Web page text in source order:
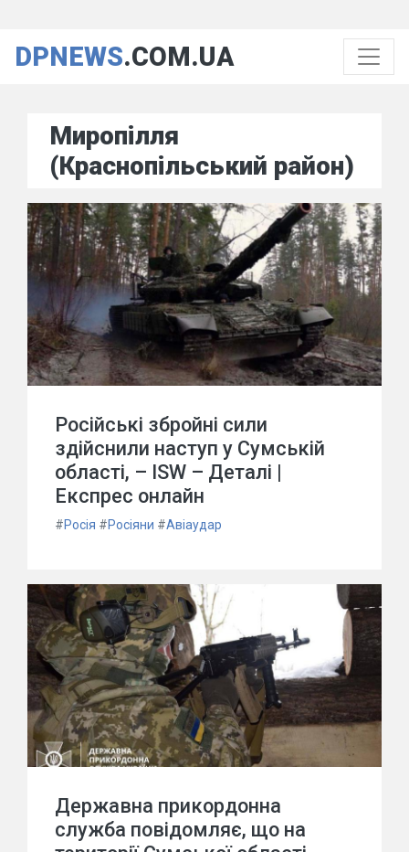
DPNEWS.COM.UA
Миропілля
(Краснопільський район)
Російські збройні сили
здійснили наступ у Сумській
області, – ISW – Деталі |
Експрес онлайн
#Росія #Росіяни #Авіаудар
Державна прикордонна
служба повідомляє, що на